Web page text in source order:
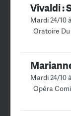
Vivaldi :
Mardi 24/10
Oratoire
Mardi 24/10
Opéra